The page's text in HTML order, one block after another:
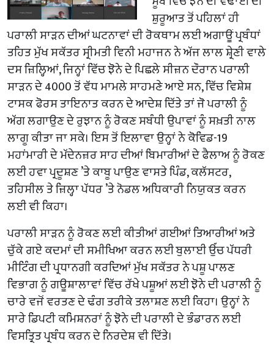
ਸ਼ੁਰੂਆਤ ਤੋਂ ਪਹਿਲਾਂ ਹੀ
ਪਰਾਲੀ ਸਾੜਨ ਦੀਆਂ ਘਟਨਾਵਾਂ ਦੀ ਰੋਕਥਾਮ ਲਈ ਅਗਾਊਂ ਪ੍ਰਬੰਧਾਂ
ਤਹਿਤ ਮੁੱਖ ਸਕੱਤਰ ਸ੍ਰੀਮਤੀ ਵਿਨੀ ਮਹਾਜਨ ਨੇ ਅੱਜ ਲਾਲ ਸ਼੍ਰੇਣੀ ਵਾਲੇ
ਦਸ ਜ਼ਿਲ੍ਹਿਆਂ, ਜਿਨ੍ਹਾਂ ਵਿੱਚ ਝੋਨੇ ਦੇ ਪਿਛਲੇ ਸੀਜ਼ਨ ਦੌਰਾਨ ਪਰਾਲੀ
ਸਾੜਨ ਦੇ 4000 ਤੋਂ ਵੱਧ ਮਾਮਲੇ ਸਾਹਮਣੇ ਆਏ ਸਨ, ਵਿੱਚ ਵਿਸ਼ੇਸ਼
ਟਾਸਕ ਫੋਰਸ ਤਾਇਨਾਤ ਕਰਨ ਦੇ ਆਦੇਸ਼ ਦਿੱਤੇ ਤਾਂ ਜੋ ਪਰਾਲੀ ਨੂੰ
ਅੱਗ ਲਗਾਉਣ ਦੇ ਰੁਝਾਨ ਨੂੰ ਰੋਕਣ ਸਬੰਧੀ ਉਪਾਵਾਂ ਨੂੰ ਸਖ਼ਤੀ ਨਾਲ
ਲਾਗੂ ਕੀਤਾ ਜਾ ਸਕੇ। ਇਸ ਤੋਂ ਇਲਾਵਾ ਉਨ੍ਹਾਂ ਨੇ ਕੋਵਿਡ-19
ਮਹਾਂਮਾਰੀ ਦੇ ਮੱਦੇਨਜ਼ਰ ਸਾਹ ਦੀਆਂ ਬਿਮਾਰੀਆਂ ਦੇ ਫੈਲਾਅ ਨੂੰ ਰੋਕਣ
ਲਈ ਹਵਾ ਪ੍ਰਦੂਸ਼ਣ ’ਤੇ ਕਾਬੂ ਪਾਉਣ ਵਾਸਤੇ ਪਿੰਡ, ਕਲੱਸਟਰ,
ਤਹਿਸੀਲ ਤੇ ਜ਼ਿਲ੍ਹਾ ਪੱਧਰ ’ਤੇ ਨੋਡਲ ਅਧਿਕਾਰੀ ਨਿਯੁਕਤ ਕਰਨ
ਲਈ ਵੀ ਕਿਹਾ।
ਪਰਾਲੀ ਸਾੜਨ ਨੂੰ ਰੋਕਣ ਲਈ ਕੀਤੀਆਂ ਗਈਆਂ ਤਿਆਰੀਆਂ ਅਤੇ
ਚੁੱਕੇ ਗਏ ਕਦਮਾਂ ਦੀ ਸਮੀਖਿਆ ਕਰਨ ਲਈ ਬੁਲਾਈ ਉੱਚ ਪੱਧਰੀ
ਮੀਟਿੰਗ ਦੀ ਪ੍ਰਧਾਨਗੀ ਕਰਦਿਆਂ ਮੁੱਖ ਸਕੱਤਰ ਨੇ ਪਸ਼ੂ ਪਾਲਣ
ਵਿਭਾਗ ਨੂੰ ਗਊਸ਼ਾਲਾਵਾਂ ਵਿੱਚ ਰੱਖੇ ਪਸ਼ੂਆਂ ਲਈ ਝੋਨੇ ਦੀ ਪਰਾਲੀ ਨੂੰ
ਚਾਰੇ ਵਜੋਂ ਵਰਤਣ ਦੇ ਢੰਗ ਤਰੀਕੇ ਤਲਾਸ਼ਣ ਲਈ ਕਿਹਾ। ਉਨ੍ਹਾਂ ਨੇ
ਸਾਰੇ ਡਿਪਟੀ ਕਮਿਸ਼ਨਰਾਂ ਨੂੰ ਝੋਨੇ ਦੀ ਪਰਾਲੀ ਦੇ ਭੰਡਾਰਨ ਲਈ
ਵਿਸਤ੍ਰਿਤ ਪ੍ਰਬੰਧ ਕਰਨ ਦੇ ਨਿਰਦੇਸ਼ ਵੀ ਦਿੱਤੇ।